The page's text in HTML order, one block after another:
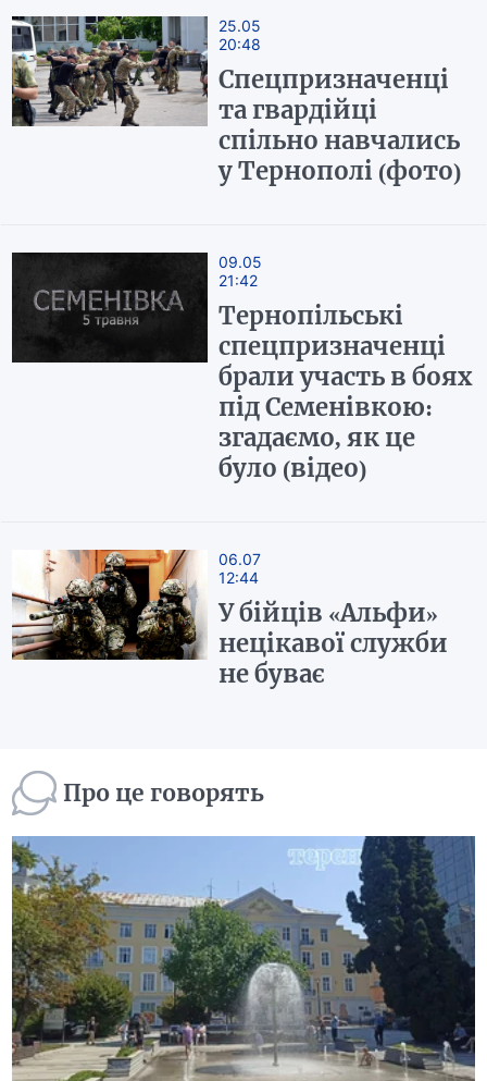
25.05
20:48
Спецпризначенці
та гвардійці
спільно навчались
у Тернополі (фото)
09.05
21:42
Тернопільські
спецпризначенці
брали участь в боях
під Семенівкою:
згадаємо, як це
було (відео)
06.07
12:44
У бійців «Альфи»
нецікавої служби
не буває
Про це говорять